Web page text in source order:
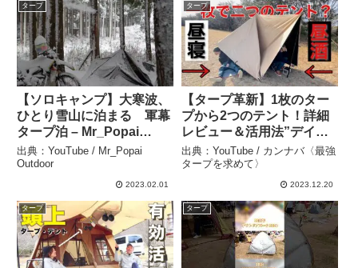
タープ
【ソロキャンプ】大寒波、
ひとり雪山に泊まる 軍幕
タープ泊 – Mr_Popai
Outdoor
出典：YouTube / Mr_Popai
Outdoor
2023.02.01
タープ
【タープ革新】1枚のター
プから2つのテント！詳細
レビュー＆活用法”デイキ
ャンプにはもってこい！？
– カンナバ〈最強タープを
出典：YouTube / カンナバ〈最強
タープを求めて〉
2023.12.20
タープ タープ